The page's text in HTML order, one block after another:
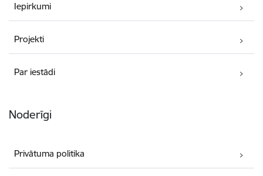
Iepirkumi
Projekti
Par iestādi
Noderīgi
Privātuma politika